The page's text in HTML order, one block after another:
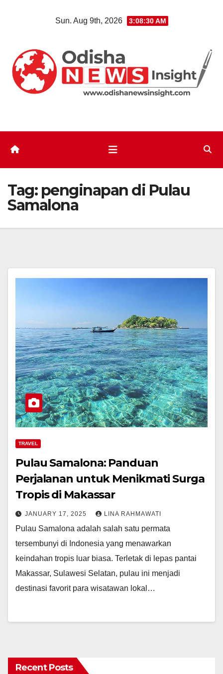
Sun. Aug 9th, 2026 3:08:30 AM
Tag: penginapan di Pulau
Samalona
TRAVEL
Pulau Samalona: Panduan
Perjalanan untuk Menikmati Surga
Tropis di Makassar
JANUARY 17, 2025 LINA RAHMAWATI
Pulau Samalona adalah salah satu permata
tersembunyi di Indonesia yang menawarkan
keindahan tropis luar biasa. Terletak di lepas pantai
Makassar, Sulawesi Selatan, pulau ini menjadi
destinasi favorit para wisatawan lokal…
Recent Posts